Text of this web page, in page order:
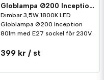
Globlampa Ø200 Inception LED 80lm E27 1800K Dim
Dimbar 3,5W 1800K LED
Globlampa Ø200 Inception
80lm med E27 sockel för 230V.
399 kr / st